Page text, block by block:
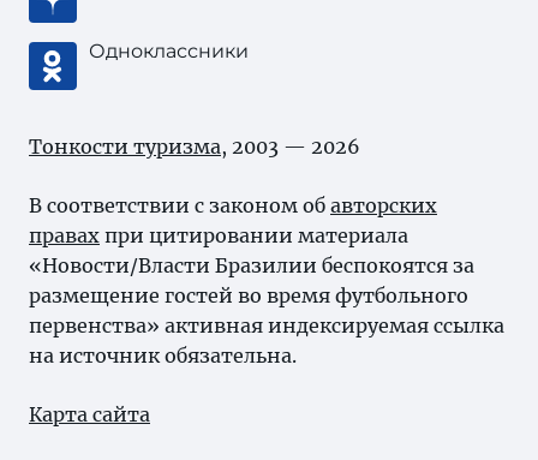
Одноклассники
Тонкости туризма, 2003 — 2026
В соответствии с законом об авторских
правах при цитировании материала
«Новости/Власти Бразилии беспокоятся за
размещение гостей во время футбольного
первенства» активная индексируемая ссылка
на источник обязательна.
Карта сайта